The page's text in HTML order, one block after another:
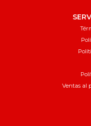
Ventas al